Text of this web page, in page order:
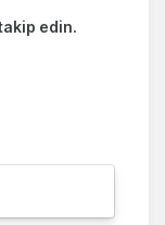
edin.